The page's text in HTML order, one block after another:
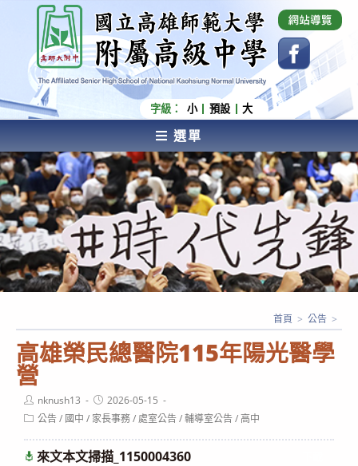
內
容
國立高雄師範大學附屬高級中學 Affiliated Senior
High School of National Kaohsiung Normal
University
字級： 小 預設 大
選單
AFFILIATED SENIOR HIGH SCHOOL OF NATIONAL
KAOHSIUNG NORMAL UNIVERSITY
高雄榮民總醫院115年陽光醫學
營
首頁 > 公告 >
Post
author:
nknush13
Post
published:
2026-05-15
Post公告/ 國中 / 家長事務/處室公告/輔導室公告/高中
來文本文掃描_1150004360